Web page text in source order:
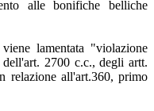
alle bonifiche belliche
lamentata "violazione
2700 c.c., degli artt.
relazione all'art.360, primo